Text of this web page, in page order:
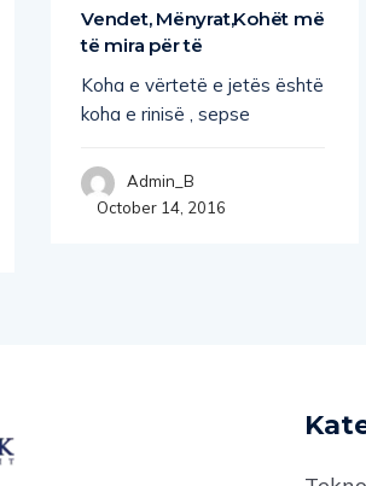
Vendet, Mënyrat,Kohët më
të mira për të
Koha e vërtetë e jetës është
koha e rinisë , sepse
Admin_B
October 14, 2016